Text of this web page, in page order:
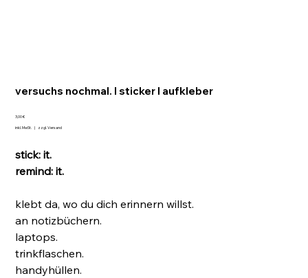
versuchs nochmal. I sticker I aufkleber
Preis
3,00 €
inkl. MwSt. | zzgl. Versand
stick: it.
remind: it.
klebt da, wo du dich erinnern willst.
an notizbüchern.
laptops.
trinkflaschen.
handyhüllen.